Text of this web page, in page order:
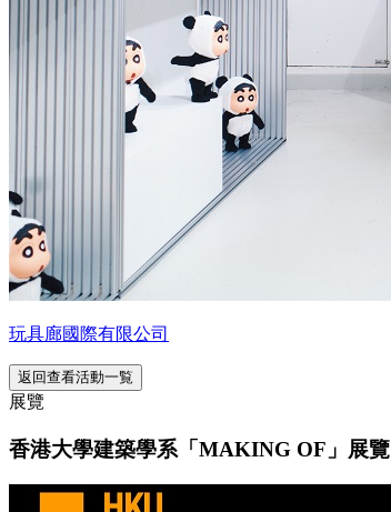
玩具廊國際有限公司
返回查看活動一覧
展覽
香港大學建築學系「MAKING OF」展覽